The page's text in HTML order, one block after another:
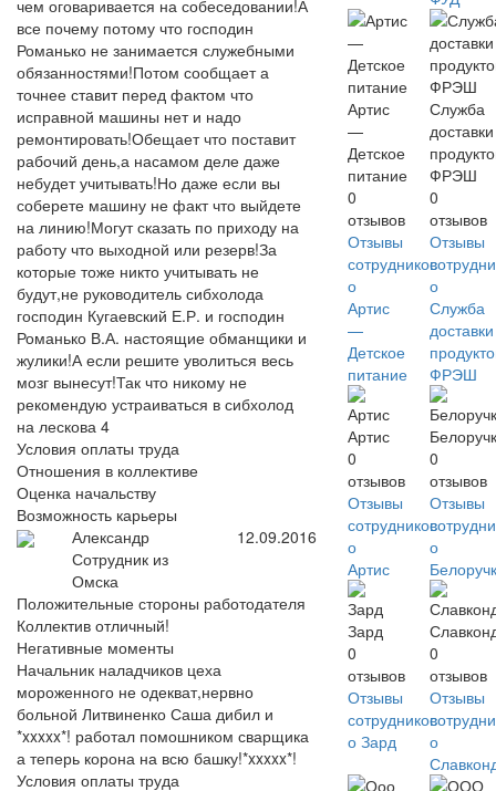
чем оговаривается на собеседовании!А
все почему потому что господин
Романько не занимается служебными
обязанностями!Потом сообщает а
точнее ставит перед фактом что
исправной машины нет и надо
ремонтировать!Обещает что поставит
рабочий день,а насамом деле даже
небудет учитывать!Но даже если вы
соберете машину не факт что выйдете
на линию!Могут сказать по приходу на
работу что выходной или резерв!За
которые тоже никто учитывать не
будут,не руководитель сибхолода
господин Кугаевский Е.Р. и господин
Романько В.А. настоящие обманщики и
жулики!А если решите уволиться весь
мозг вынесут!Так что никому не
рекомендую устраиваться в сибхолод
на лескова 4
Условия оплаты труда
Отношения в коллективе
Оценка начальству
Возможность карьеры
Александр
Сотрудник из
Омска
12.09.2016
Положительные стороны работодателя
Коллектив отличный!
Негативные моменты
Начальник наладчиков цеха
мороженного не одекват,нервно
больной Литвиненко Саша дибил и
*xxxxx*! работал помошником сварщика
а теперь корона на всю башку!*xxxxx*!
Условия оплаты труда
Артис
—
Детское
питание
0
отзывов
Отзывы
сотрудников
о
Артис
—
Детское
питание
Служба
доставки
ФРЭШ
0
отзывов
Отзывы
о
Служба
доставки
ФРЭШ
Артис
0
отзывов
Отзывы
сотрудников
о
Артис
0
отзывов
Отзывы
о
Зард
0
отзывов
Отзывы
сотрудников
о Зард
0
отзывов
Отзывы
о